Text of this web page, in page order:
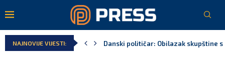
NAJNOVIJE VIJESTI:
Danski političar: Obilazak skupštine